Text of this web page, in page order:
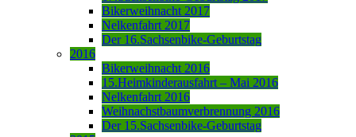
Bikerweihnacht 2017
Nelkenfahrt 2017
Der 16.Sachsenbike-Geburtstag
2016
Bikerweihnacht 2016
15.Heimkinderausfahrt – Mai 2016
Nelkenfahrt 2016
Weihnachstbaumverbrennung 2016
Der 15.Sachsenbike-Geburtstag